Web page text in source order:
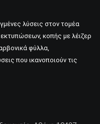
λύσεις στον τομέα
κοπής με λέιζερ
φύλλα,
που ικανοποιούν τις